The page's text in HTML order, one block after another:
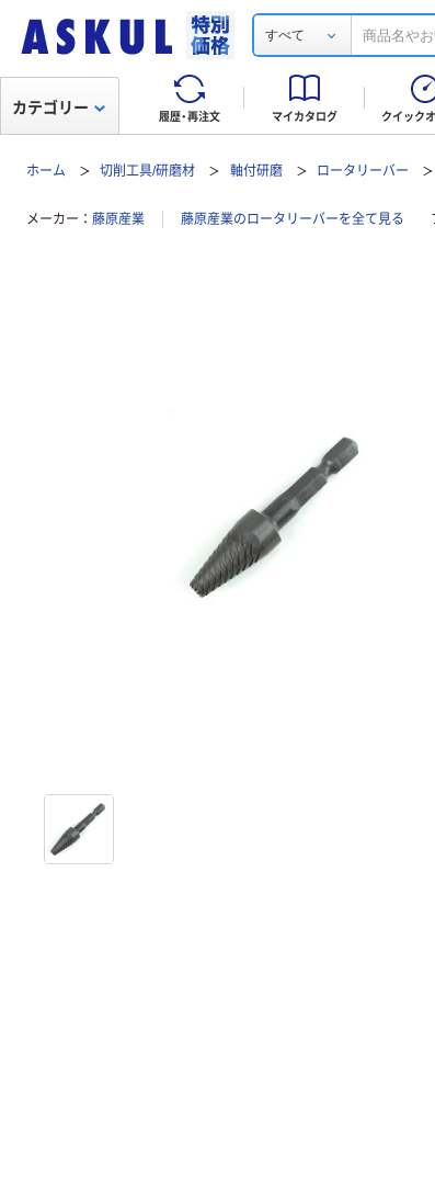
すべて
履歴・再注文 マイカタログ クイック
カテゴリー
ホーム 切削工具/研磨材 軸付研磨 ロータリーバー
メーカー 藤原産業 藤原産業のロータリーバーを全て見る